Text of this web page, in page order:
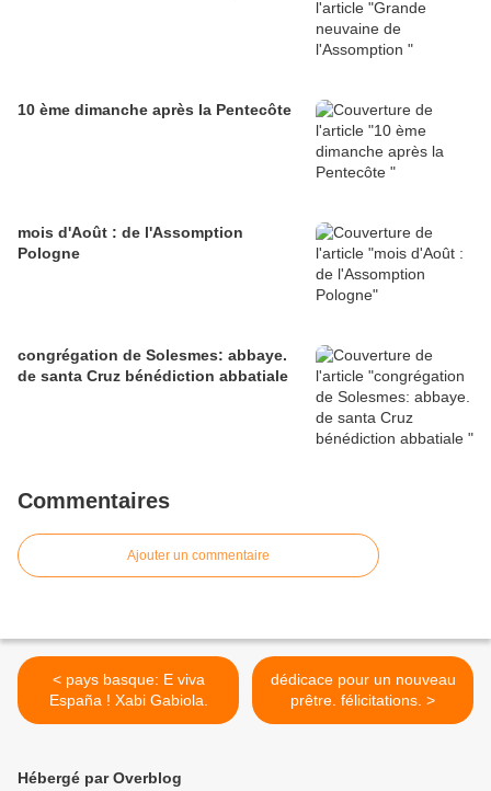
10 ème dimanche après la Pentecôte
mois d'Août : de l'Assomption
Pologne
congrégation de Solesmes: abbaye.
de santa Cruz bénédiction abbatiale
Commentaires
Ajouter un commentaire
< pays basque: E viva
España ! Xabi Gabiola.
dédicace pour un nouveau
prêtre. félicitations. >
Hébergé par Overblog